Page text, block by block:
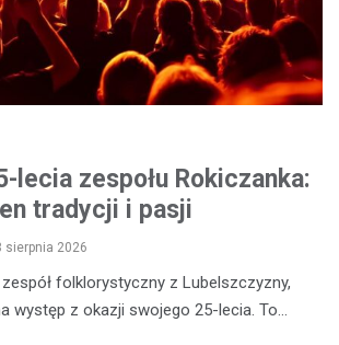
lecia zespołu Rokiczanka:
tradycji i pasji
sierpnia 2026
folklorystyczny z Lubelszczyzny,
występ z okazji swojego 25-lecia. To…